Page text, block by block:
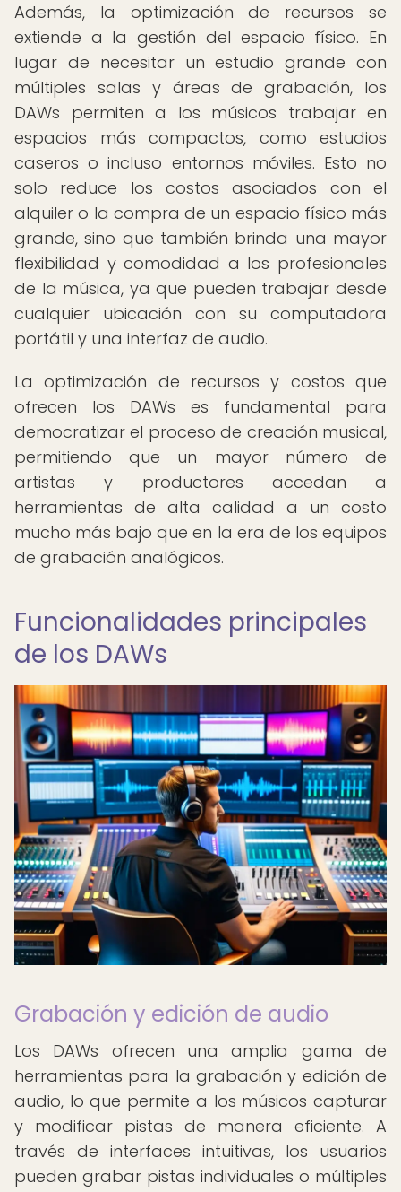
Además, la optimización de recursos se
extiende a la gestión del espacio físico. En
lugar de necesitar un estudio grande con
múltiples salas y áreas de grabación, los
DAWs permiten a los músicos trabajar en
espacios más compactos, como estudios
caseros o incluso entornos móviles. Esto no
solo reduce los costos asociados con el
alquiler o la compra de un espacio físico más
grande, sino que también brinda una mayor
flexibilidad y comodidad a los profesionales
de la música, ya que pueden trabajar desde
cualquier ubicación con su computadora
portátil y una interfaz de audio.
La optimización de recursos y costos que
ofrecen los DAWs es fundamental para
democratizar el proceso de creación musical,
permitiendo que un mayor número de
artistas y productores accedan a
herramientas de alta calidad a un costo
mucho más bajo que en la era de los equipos
de grabación analógicos.
Funcionalidades principales
de los DAWs
Grabación y edición de audio
Los DAWs ofrecen una amplia gama de
herramientas para la grabación y edición de
audio, lo que permite a los músicos capturar
y modificar pistas de manera eficiente. A
través de interfaces intuitivas, los usuarios
pueden grabar pistas individuales o múltiples